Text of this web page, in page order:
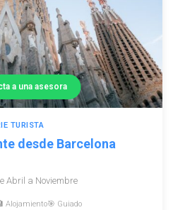
a una asesora
TURISTA
desde Barcelona
Abril a Noviembre
Alojamiento🎯 Guiado